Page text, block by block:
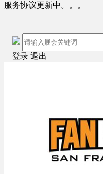
服务协议更新中。。。
登录 退出